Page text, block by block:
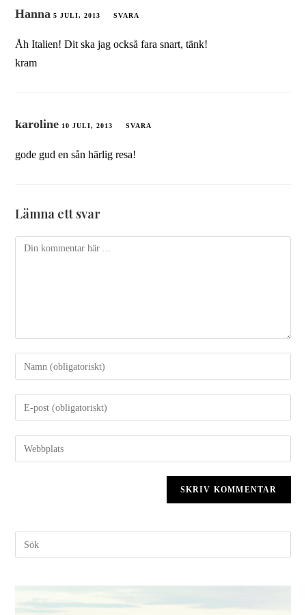
Hanna 5 JULI, 2013 SVARA
Åh Italien! Dit ska jag också fara snart, tänk!
kram
karoline 10 JULI, 2013 SVARA
gode gud en sån härlig resa!
Lämna ett svar